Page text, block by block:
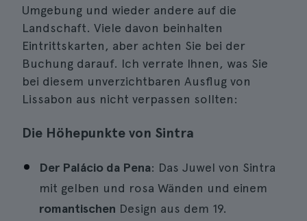
Umgebung und wieder andere auf die
Landschaft. Viele davon beinhalten
Eintrittskarten, aber achten Sie bei der
Buchung darauf. Ich verrate Ihnen, was Sie
bei diesem unverzichtbaren Ausflug von
Lissabon aus nicht verpassen sollten:
Die Höhepunkte von Sintra
Der Palácio da Pena: Das Juwel von Sintra
mit gelben und rosa Wänden und einem
romantischen Design aus dem 19.